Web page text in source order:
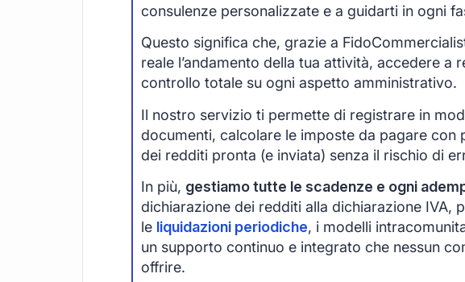
consulenze personalizzate e a guidarti in ogni
Questo significa che, grazie a
reale l’andamento della tua attività, accedere a
controllo totale su ogni aspetto amministrativo.
Il nostro servizio ti permette di registrare in
documenti, calcolare le imposte da pagare con
dei redditi pronta (e inviata) senza il rischio di
In più, gestiamo tutte le scadenze e ogni
dichiarazione dei redditi alla dichiarazione IVA,
le liquidazioni periodiche, i modelli
un supporto continuo e integrato che nessun
offrire.